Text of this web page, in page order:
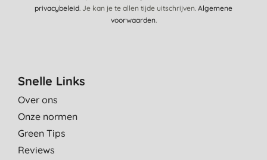
privacybeleid. Je kan je te allen tijde uitschrijven. Algemene
voorwaarden.
Snelle Links
Over ons
Onze normen
Green Tips
Reviews